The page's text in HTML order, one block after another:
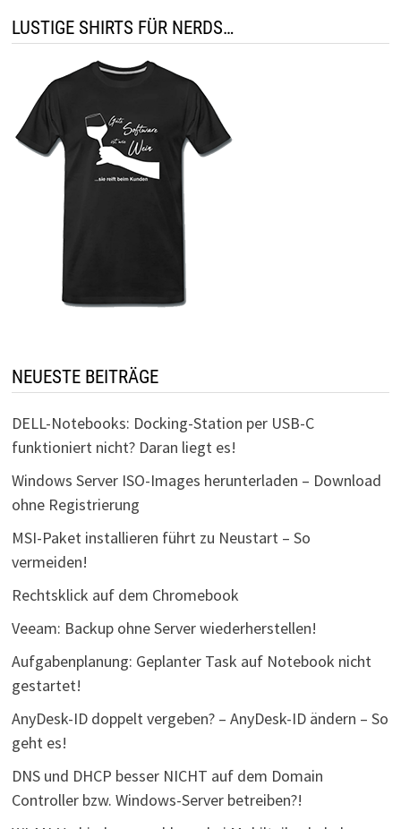
LUSTIGE SHIRTS FÜR NERDS…
NEUESTE BEITRÄGE
DELL-Notebooks: Docking-Station per USB-C
funktioniert nicht? Daran liegt es!
Windows Server ISO-Images herunterladen – Download
ohne Registrierung
MSI-Paket installieren führt zu Neustart – So
vermeiden!
Rechtsklick auf dem Chromebook
Veeam: Backup ohne Server wiederherstellen!
Aufgabenplanung: Geplanter Task auf Notebook nicht
gestartet!
AnyDesk-ID doppelt vergeben? – AnyDesk-ID ändern – So
geht es!
DNS und DHCP besser NICHT auf dem Domain
Controller bzw. Windows-Server betreiben?!